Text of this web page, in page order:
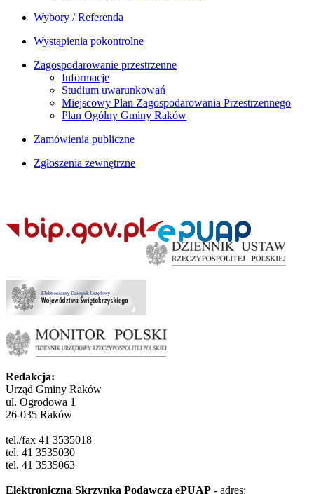
Wybory / Referenda
Wystąpienia pokontrolne
Zagospodarowanie przestrzenne
Informacje
Studium uwarunkowań
Miejscowy Plan Zagospodarowania Przestrzennego
Plan Ogólny Gminy Raków
Zamówienia publiczne
Zgłoszenia zewnętrzne
Redakcja:
Urząd Gminy Raków
ul. Ogrodowa 1
26-035 Raków
tel./fax 41 3535018
tel. 41 3535030
tel. 41 3535063
Elektroniczna Skrzynka Podawcza ePUAP - adres: